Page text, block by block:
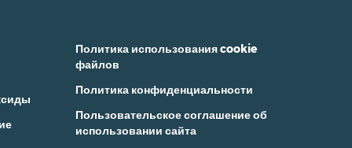
Политика использования cookie
файлов
Политика конфиденциальности
Пользовательское соглашение об
использовании сайта